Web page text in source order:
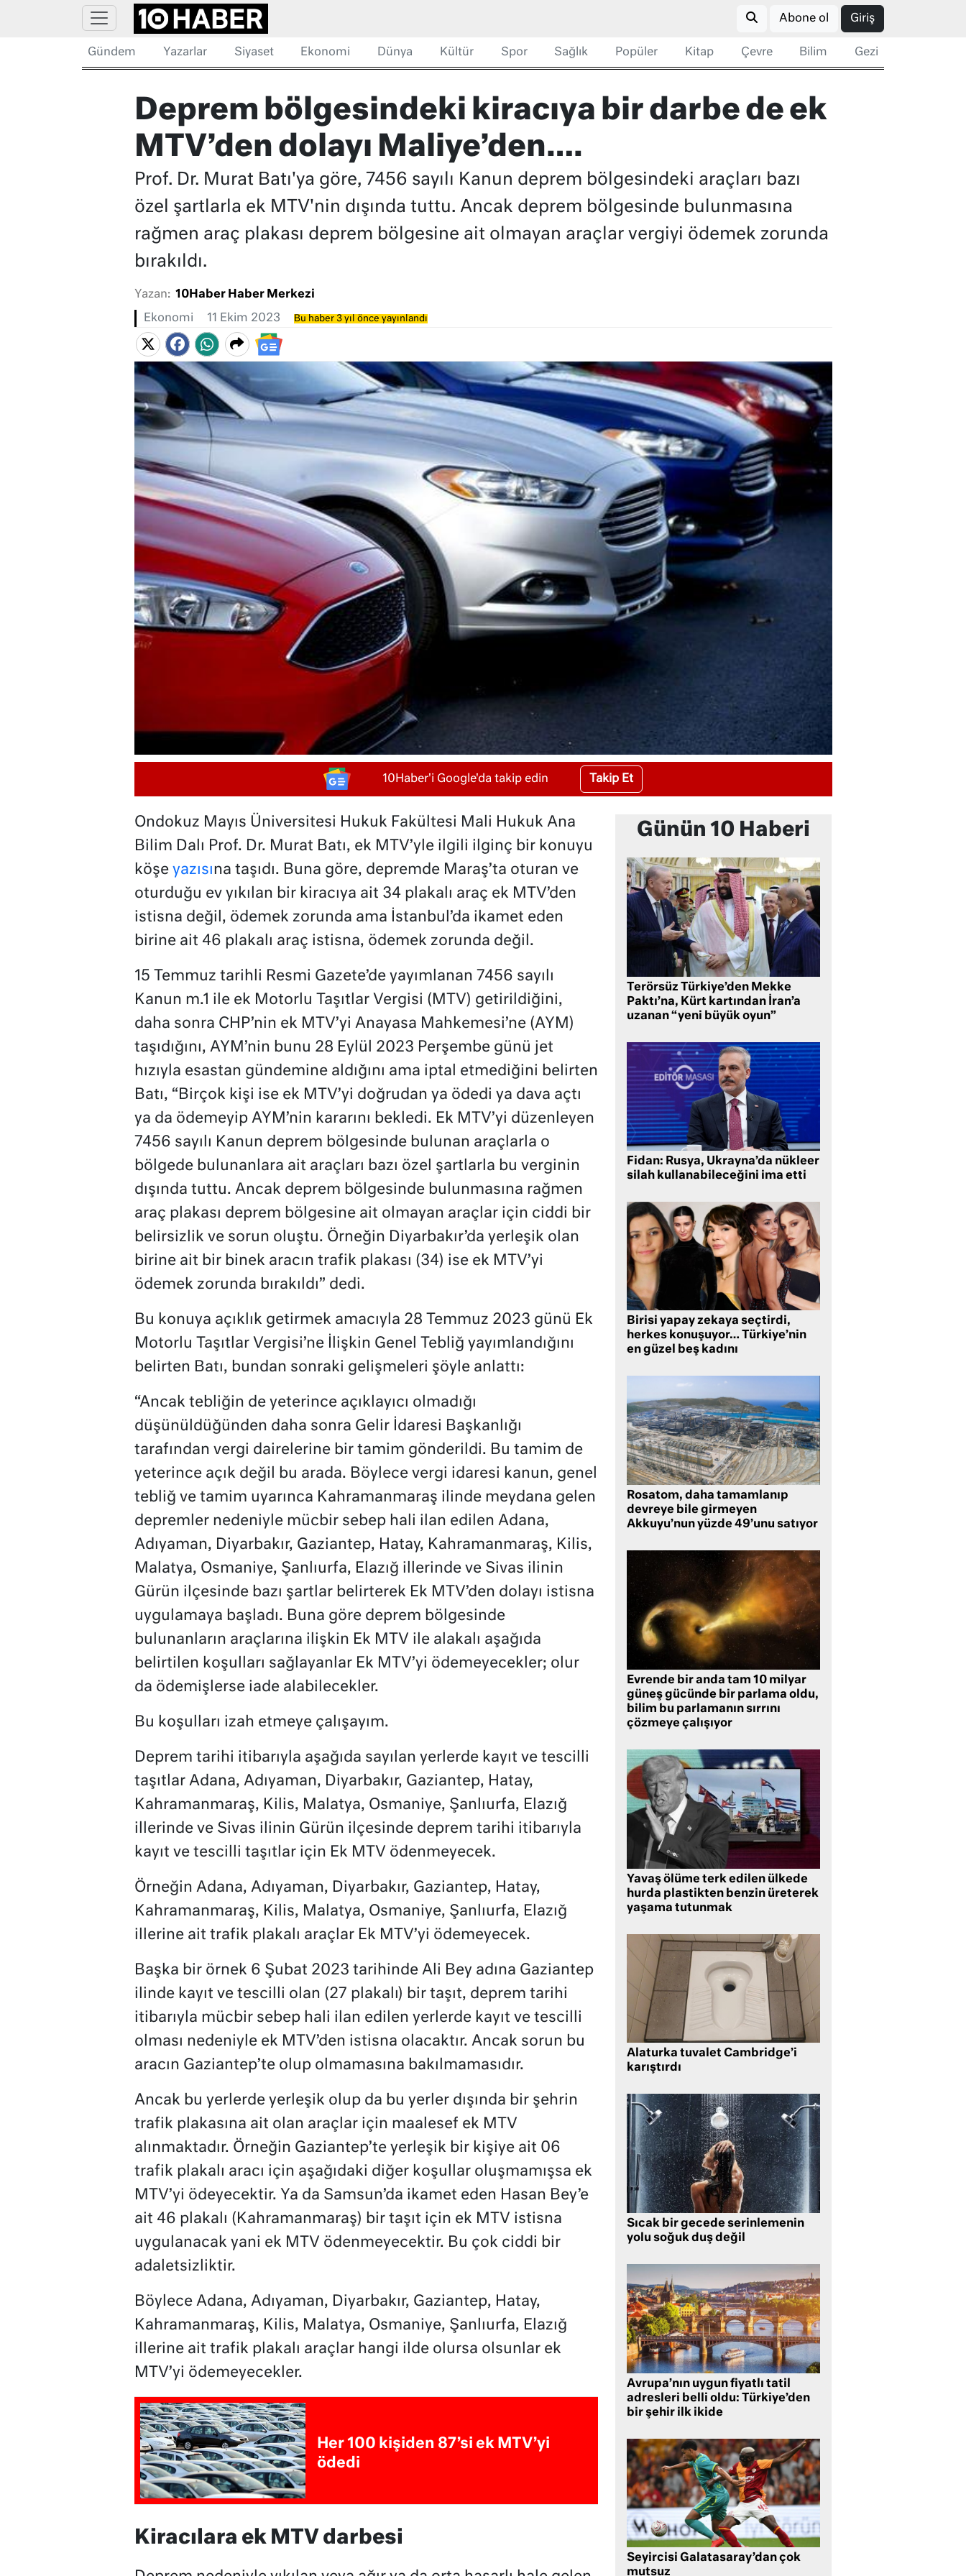
Abone ol Giriş
Gündem Yazarlar Siyaset Ekonomi Dünya Kültür Spor Sağlık Popüler Kitap Çevre Bilim Gezi
Deprem bölgesindeki kiracıya bir darbe de ek
MTV’den dolayı Maliye’den….
Prof. Dr. Murat Batı'ya göre, 7456 sayılı Kanun deprem bölgesindeki araçları bazı
özel şartlarla ek MTV'nin dışında tuttu. Ancak deprem bölgesinde bulunmasına
rağmen araç plakası deprem bölgesine ait olmayan araçlar vergiyi ödemek zorunda
bırakıldı.
Yazan: 10Haber Haber Merkezi
Ekonomi 11 Ekim 2023 Bu haber 3 yıl önce yayınlandı
10Haber'i Google'da takip edin Takip Et
Ondokuz Mayıs Üniversitesi Hukuk Fakültesi Mali Hukuk Ana
Bilim Dalı Prof. Dr. Murat Batı, ek MTV’yle ilgili ilginç bir konuyu
köşe yazısına taşıdı. Buna göre, depremde Maraş’ta oturan ve
oturduğu ev yıkılan bir kiracıya ait 34 plakalı araç ek MTV’den
istisna değil, ödemek zorunda ama İstanbul’da ikamet eden
birine ait 46 plakalı araç istisna, ödemek zorunda değil.
15 Temmuz tarihli Resmi Gazete’de yayımlanan 7456 sayılı
Kanun m.1 ile ek Motorlu Taşıtlar Vergisi (MTV) getirildiğini,
daha sonra CHP’nin ek MTV’yi Anayasa Mahkemesi’ne (AYM)
taşıdığını, AYM’nin bunu 28 Eylül 2023 Perşembe günü jet
hızıyla esastan gündemine aldığını ama iptal etmediğini belirten
Batı, “Birçok kişi ise ek MTV’yi doğrudan ya ödedi ya dava açtı
ya da ödemeyip AYM’nin kararını bekledi. Ek MTV’yi düzenleyen
7456 sayılı Kanun deprem bölgesinde bulunan araçlarla o
bölgede bulunanlara ait araçları bazı özel şartlarla bu verginin
dışında tuttu. Ancak deprem bölgesinde bulunmasına rağmen
araç plakası deprem bölgesine ait olmayan araçlar için ciddi bir
belirsizlik ve sorun oluştu. Örneğin Diyarbakır’da yerleşik olan
birine ait bir binek aracın trafik plakası (34) ise ek MTV’yi
ödemek zorunda bırakıldı” dedi.
Bu konuya açıklık getirmek amacıyla 28 Temmuz 2023 günü Ek
Motorlu Taşıtlar Vergisi’ne İlişkin Genel Tebliğ yayımlandığını
belirten Batı, bundan sonraki gelişmeleri şöyle anlattı:
“Ancak tebliğin de yeterince açıklayıcı olmadığı
düşünüldüğünden daha sonra Gelir İdaresi Başkanlığı
tarafından vergi dairelerine bir tamim gönderildi. Bu tamim de
yeterince açık değil bu arada. Böylece vergi idaresi kanun, genel
tebliğ ve tamim uyarınca Kahramanmaraş ilinde meydana gelen
depremler nedeniyle mücbir sebep hali ilan edilen Adana,
Adıyaman, Diyarbakır, Gaziantep, Hatay, Kahramanmaraş, Kilis,
Malatya, Osmaniye, Şanlıurfa, Elazığ illerinde ve Sivas ilinin
Gürün ilçesinde bazı şartlar belirterek Ek MTV’den dolayı istisna
uygulamaya başladı. Buna göre deprem bölgesinde
bulunanların araçlarına ilişkin Ek MTV ile alakalı aşağıda
belirtilen koşulları sağlayanlar Ek MTV’yi ödemeyecekler; olur
da ödemişlerse iade alabilecekler.
Bu koşulları izah etmeye çalışayım.
Deprem tarihi itibarıyla aşağıda sayılan yerlerde kayıt ve tescilli
taşıtlar Adana, Adıyaman, Diyarbakır, Gaziantep, Hatay,
Kahramanmaraş, Kilis, Malatya, Osmaniye, Şanlıurfa, Elazığ
illerinde ve Sivas ilinin Gürün ilçesinde deprem tarihi itibarıyla
kayıt ve tescilli taşıtlar için Ek MTV ödenmeyecek.
Örneğin Adana, Adıyaman, Diyarbakır, Gaziantep, Hatay,
Kahramanmaraş, Kilis, Malatya, Osmaniye, Şanlıurfa, Elazığ
illerine ait trafik plakalı araçlar Ek MTV’yi ödemeyecek.
Başka bir örnek 6 Şubat 2023 tarihinde Ali Bey adına Gaziantep
ilinde kayıt ve tescilli olan (27 plakalı) bir taşıt, deprem tarihi
itibarıyla mücbir sebep hali ilan edilen yerlerde kayıt ve tescilli
olması nedeniyle ek MTV’den istisna olacaktır. Ancak sorun bu
aracın Gaziantep’te olup olmamasına bakılmamasıdır.
Ancak bu yerlerde yerleşik olup da bu yerler dışında bir şehrin
trafik plakasına ait olan araçlar için maalesef ek MTV
alınmaktadır. Örneğin Gaziantep’te yerleşik bir kişiye ait 06
trafik plakalı aracı için aşağıdaki diğer koşullar oluşmamışsa ek
MTV’yi ödeyecektir. Ya da Samsun’da ikamet eden Hasan Bey’e
ait 46 plakalı (Kahramanmaraş) bir taşıt için ek MTV istisna
uygulanacak yani ek MTV ödenmeyecektir. Bu çok ciddi bir
adaletsizliktir.
Böylece Adana, Adıyaman, Diyarbakır, Gaziantep, Hatay,
Kahramanmaraş, Kilis, Malatya, Osmaniye, Şanlıurfa, Elazığ
illerine ait trafik plakalı araçlar hangi ilde olursa olsunlar ek
MTV’yi ödemeyecekler.
Her 100 kişiden 87’si ek MTV’yi
ödedi
Kiracılara ek MTV darbesi
Günün 10 Haberi
Terörsüz Türkiye’den Mekke
Paktı’na, Kürt kartından İran’a
uzanan “yeni büyük oyun”
Fidan: Rusya, Ukrayna’da nükleer
silah kullanabileceğini ima etti
Birisi yapay zekaya seçtirdi,
herkes konuşuyor… Türkiye’nin
en güzel beş kadını
Rosatom, daha tamamlanıp
devreye bile girmeyen
Akkuyu’nun yüzde 49’unu satıyor
Evrende bir anda tam 10 milyar
güneş gücünde bir parlama oldu,
bilim bu parlamanın sırrını
çözmeye çalışıyor
Yavaş ölüme terk edilen ülkede
hurda plastikten benzin üreterek
yaşama tutunmak
Alaturka tuvalet Cambridge’i
karıştırdı
Sıcak bir gecede serinlemenin
yolu soğuk duş değil
Avrupa’nın uygun fiyatlı tatil
adresleri belli oldu: Türkiye’den
bir şehir ilk ikide
Seyircisi Galatasaray’dan çok
mutsuz